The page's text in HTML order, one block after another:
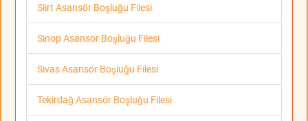
Siirt Asansör Boşluğu Filesi
Sinop Asansör Boşluğu Filesi
Sivas Asansör Boşluğu Filesi
Tekirdağ Asansör Boşluğu Filesi